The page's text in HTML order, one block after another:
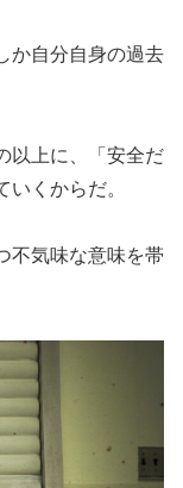
か自分自身の過去
以上に、「安全だ
くからだ。
不気味な意味を帯